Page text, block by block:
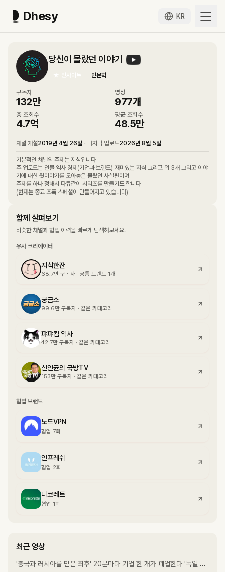
Dhesy KR
당신이 몰랐던 이야기
★ 인사이트 인문학
구독자
132만
영상
977개
총 조회수
4.7억
평균 조회수
48.5만
채널 개설2019년 4월 26일 마지막 업로드2026년 8월 5일
기본적인 채널의 주제는 지식입니다
주 업로드는 인물 역사 경제(기업과 브랜드) 재미있는 지식 그리고 위 3개 그리고 이야
기에 대한 뒷이야기를 모아놓은 몰랐던 사실편이며
주제를 하나 정해서 다큐같이 시리즈를 만들기도 합니다
(현재는 종교 조폭 스페셜이 만들어지고 있습니다)
함께 살펴보기
비슷한 채널과 협업 이력을 빠르게 탐색해보세요.
유사 크리에이터
지식한잔
68.7만 구독자 · 공통 브랜드 1개
궁금소
99.6만 구독자 · 같은 카테고리
퍄퍄킴 역사
42.7만 구독자 · 같은 카테고리
신인균의 국방TV
153만 구독자 · 같은 카테고리
협업 브랜드
노드VPN
협업 7회
인프레쉬
협업 2회
니코레트
협업 1회
최근 영상
'중국과 러시아를 믿은 최후' 20분마다 기업 한 개가 폐업한다 '독일 제조업의 몰락'